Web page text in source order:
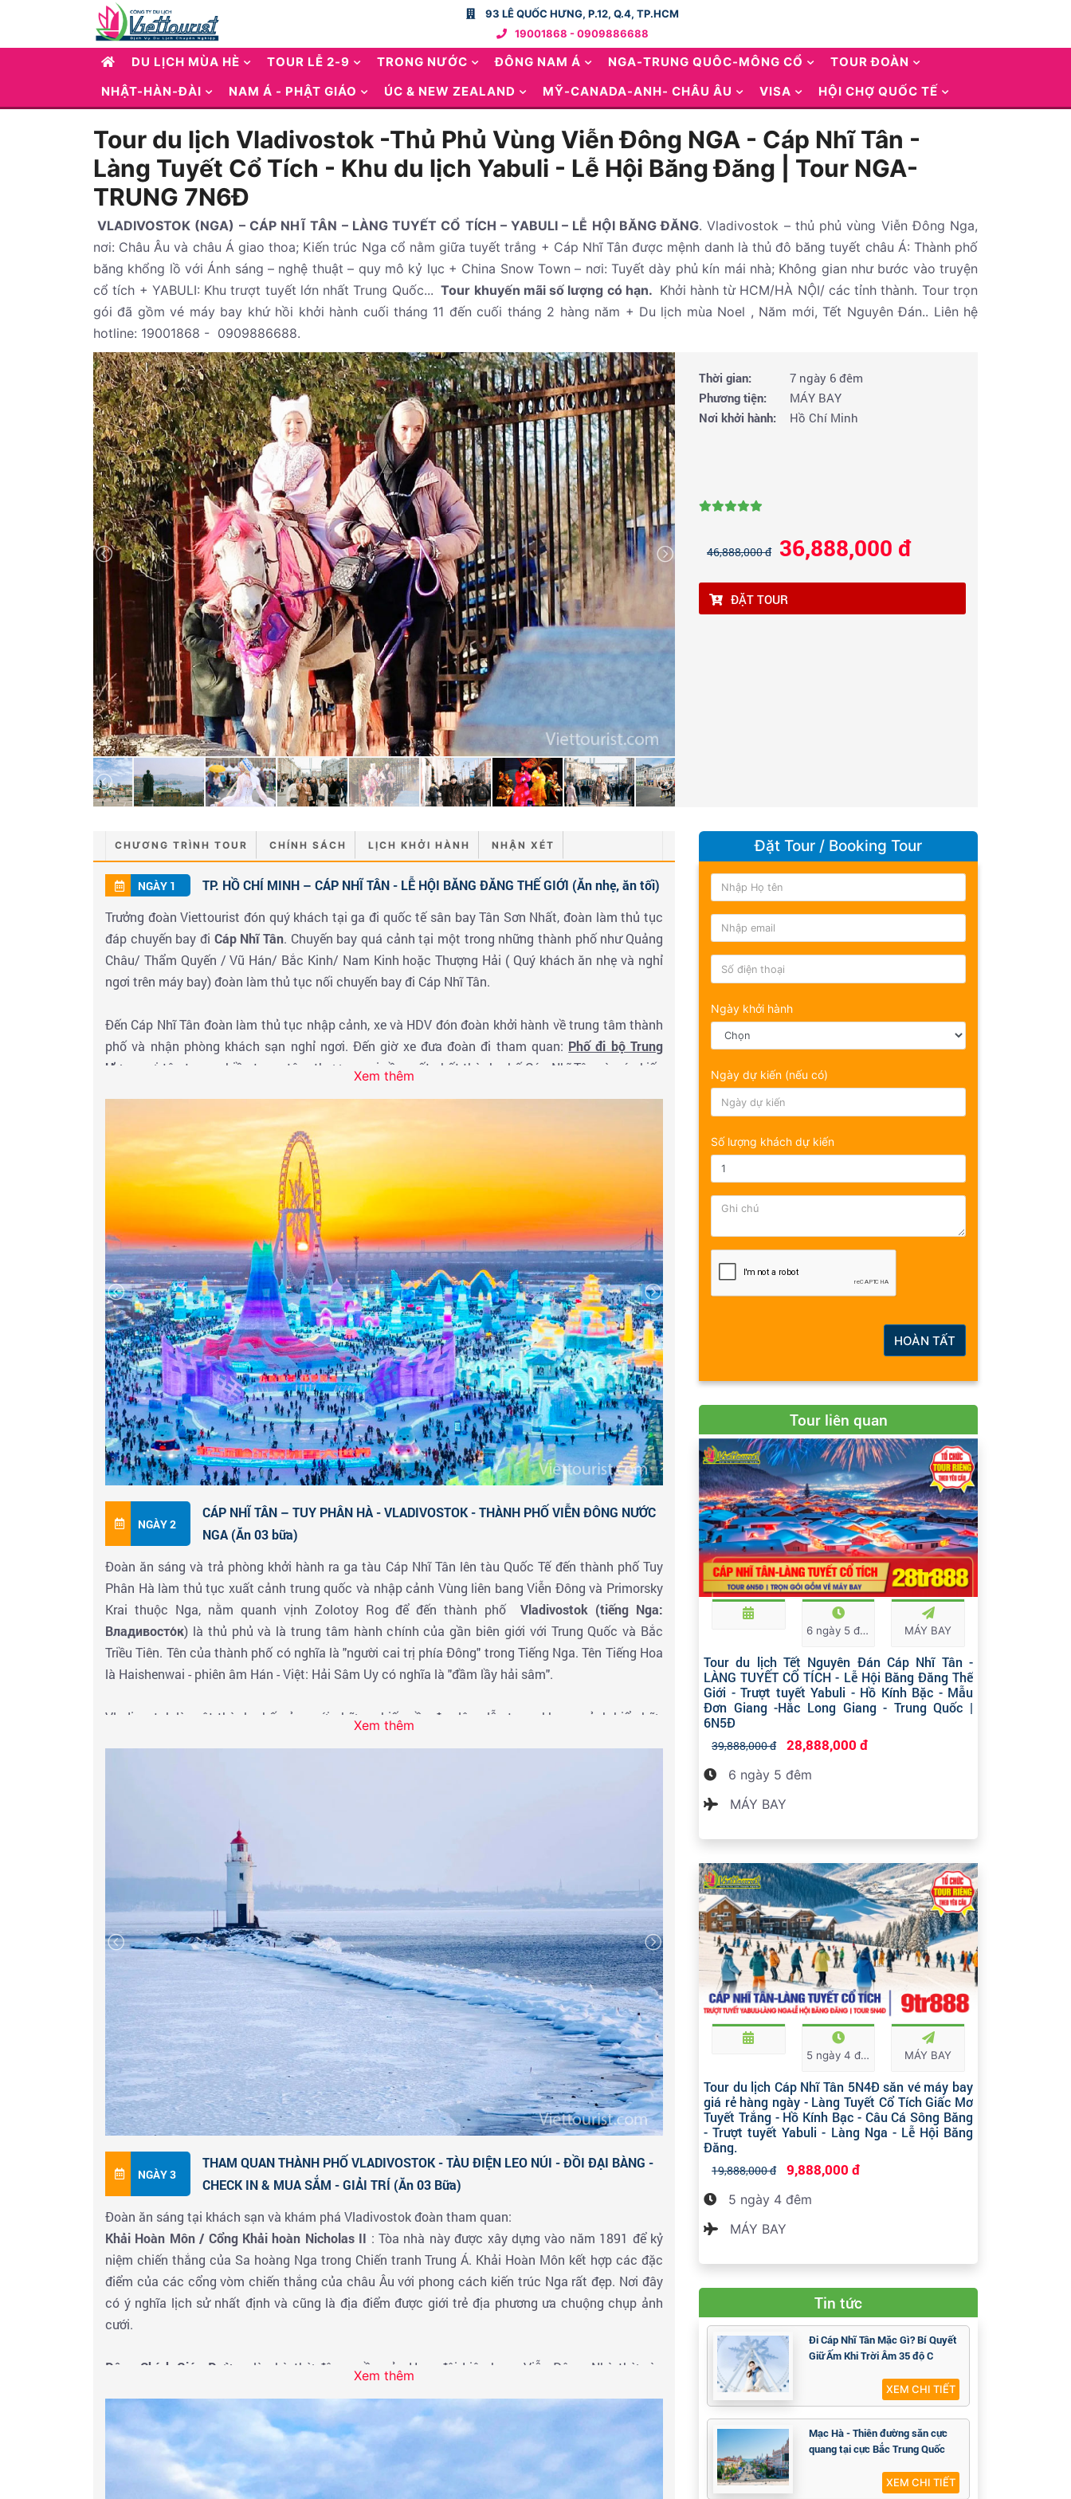
93 LÊ QUỐC HƯNG, P.12, Q.4, TP.HCM
19001868 - 0909886688
DU LỊCH MÙA HÈ TOUR LỄ 2-9 TRONG NƯỚC ĐÔNG NAM Á NGA-TRUNG QUÔC-MÔNG CỔ
TOUR ĐOÀN
NHẬT-HÀN-ĐÀI
NAM Á - PHẬT GIÁO ÚC & NEW ZEALAND MỸ-CANADA-ANH- CHÂU ÂU VISA HỘI CHỢ QUỐC TẾ
Tour du lịch Vladivostok -Thủ Phủ Vùng Viễn Đông NGA - Cáp Nhĩ Tân -
Làng Tuyết Cổ Tích - Khu du lịch Yabuli - Lễ Hội Băng Đăng | Tour NGA-
TRUNG 7N6Đ
VLADIVOSTOK (NGA) – CÁP NHĨ TÂN – LÀNG TUYẾT CỔ TÍCH – YABULI – LỄ HỘI BĂNG ĐĂNG. Vladivostok – thủ phủ vùng Viễn Đông Nga,
nơi: Châu Âu và châu Á giao thoa; Kiến trúc Nga cổ nằm giữa tuyết trắng + Cáp Nhĩ Tân được mệnh danh là thủ đô băng tuyết châu Á: Thành phố
băng khổng lồ với Ánh sáng – nghệ thuật – quy mô kỷ lục + China Snow Town – nơi: Tuyết dày phủ kín mái nhà; Không gian như bước vào truyện
cổ tích + YABULI: Khu trượt tuyết lớn nhất Trung Quốc... Tour khuyến mãi số lượng có hạn. Khởi hành từ HCM/HÀ NỘI/ các tỉnh thành. Tour trọn
gói đã gồm vé máy bay khứ hồi khởi hành cuối tháng 11 đến cuối tháng 2 hàng năm + Du lịch mùa Noel , Năm mới, Tết Nguyên Đán.. Liên hệ
hotline: 19001868 - 0909886688.
Thời gian:
7 ngày 6 đêm
Phương tiện:
MÁY BAY
Nơi khởi hành:
Hồ Chí Minh
46,888,000 đ 36,888,000 đ
ĐẶT TOUR
CHƯƠNG TRÌNH TOUR CHÍNH SÁCH LỊCH KHỞI HÀNH NHẬN XÉT
NGÀY 1
TP. HỒ CHÍ MINH – CÁP NHĨ TÂN - LỄ HỘI BĂNG ĐĂNG THẾ GIỚI (Ăn nhẹ, ăn tối)
Trưởng đoàn Viettourist đón quý khách tại ga đi quốc tế sân bay Tân Sơn Nhất, đoàn làm thủ tục
đáp chuyến bay đi Cáp Nhĩ Tân. Chuyến bay quá cảnh tại một trong những thành phố như Quảng
Châu/ Thẩm Quyến / Vũ Hán/ Bắc Kinh/ Nam Kinh hoặc Thượng Hải ( Quý khách ăn nhẹ và nghỉ
ngơi trên máy bay) đoàn làm thủ tục nối chuyến bay đi Cáp Nhĩ Tân.
Đến Cáp Nhĩ Tân đoàn làm thủ tục nhập cảnh, xe và HDV đón đoàn khởi hành về trung tâm thành
phố và nhận phòng khách sạn nghỉ ngơi. Đến giờ xe đưa đoàn đi tham quan: Phố đi bộ Trung
Ương
, nơi tập trung nhiều trung tâm thương mại sầm uất nhất thành phố Cáp Nhĩ Tân và các kiến
xích – đặc sản của thành phố Cáp Nhĩ Tân giữa tiết trời lạnh giá.
Quý khách dùng bữa tối tại nhà hàng địa phương và nhận phòng khách sạn nghỉ đêm ở Cáp Nhĩ
Tân hoặc tự do khám phá thành phố về đêm. Hoặc tùy vào tình hình thời tiết, Quý khách có thể
our tham quan lễ hội Băng Đăng Quốc tế Cáp Nhĩ Tân
– lễ hội được tổ chức hàng năm
từ cuối tháng 12 đến tháng 2 năm sau, đồng thời đây cũng là một trong những lễ hội băng tuyết
quy mô lớn nhất thế giới(Lễ hội băng đăng quốc tế dự kiến tổ chức từ sau ngày 25/12 trở đi.Lưu ý:
HDV sẽ linh hoạt bố trí cho Quý khách tham dự Lễ hội băng đăng trong ngày thứ 1 hoặc vào ngày
thứ 6 trong chương trình)(chi phí tự túc).
Xem thêm
NGÀY 2
CÁP NHĨ TÂN – TUY PHÂN HÀ - VLADIVOSTOK - THÀNH PHỐ VIỄN ĐÔNG NƯỚC
NGA (Ăn 03 bữa)
Đoàn ăn sáng và trả phòng khởi hành ra ga tàu Cáp Nhĩ Tân lên tàu Quốc Tế đến thành phố Tuy
Phân Hà làm thủ tục xuất cảnh trung quốc và nhập cảnh Vùng liên bang Viễn Đông và Primorsky
Krai thuộc Nga, nằm quanh vịnh Zolotoy Rog để đến thành phốVladivostok (tiếng Nga:
Владивосто́к) là thủ phủ và là trung tâm hành chính của gần biên giới với Trung Quốc và Bắc
Triều Tiên. Tên của thành phố có nghĩa là "người cai trị phía Đông" trong Tiếng Nga. Tên Tiếng Hoa
là Haishenwai - phiên âm Hán - Việt: Hải Sâm Uy có nghĩa là "đầm lầy hải sâm".
Vladivostok là một thành phố cảng với những chiếc cầu đẹp lộng lẫy trong khung cảnh biển hữu
Chí Minh đã ba lần dừng chân vào các năm 1924, 1927 và 1934 khi Người đang trên đường đi thực
hiện nhiệm vụ Quốc tế cao cả.
Chiều đến thành phố Vladivostock - Đoàn Ăn tối tại nhà hàng & Nhận phòng khách sạn 3 sao
trung tâm - Trải nghiệm nhiều hoạt động khám phá giải trí theo phong cách nước Nga.
Xem thêm
NGÀY 3
THAM QUAN THÀNH PHỐ VLADIVOSTOK - TÀU ĐIỆN LEO NÚI - ĐỒI ĐẠI BÀNG -
CHECK IN & MUA SẮM - GIẢI TRÍ (Ăn 03 Bữa)
Đoàn ăn sáng tại khách sạn và khám phá Vladivostok đoàn tham quan:
Khải Hoàn Môn / Cổng Khải hoàn Nicholas II : Tòa nhà này được xây dựng vào năm 1891 để kỷ
niệm chiến thắng của Sa hoàng Nga trong Chiến tranh Trung Á. Khải Hoàn Môn kết hợp các đặc
điểm của các cổng vòm chiến thắng của châu Âu với phong cách kiến ​​trúc Nga rất đẹp. Nơi đây
có ý nghĩa lịch sử nhất định và cũng là địa điểm được giới trẻ địa phương ưa chuộng chụp ảnh
cưới.
Đông Chính Giáo Đường
: là nhà thờ độc quyền của Hạm đội Liên bang Viễn Đông. Nhà thờ này
có phong cách kiến ​​trúc độc đáo và tràn ngập bầu không khí tôn giáo mạnh mẽ. Đây là nơi tốt để
khách du lịch tìm hiểu về văn hóa tôn giáo Nga.
Quảng trường Lênin : Đây là địa danh quan trọng ở trung tâm Vladivostok. Trên quảng trường có
Xem thêm
Đặt Tour / Booking Tour
Ngày khởi hành
Ngày dự kiến (nếu có)
Số lượng khách dự kiến
HOÀN TẤT
Tour liên quan
6 ngày 5 đêm MÁY BAY
Tour du lịch Tết Nguyên Đán Cáp Nhĩ Tân -
LÀNG TUYẾT CỔ TÍCH - Lễ Hội Băng Đăng Thế
Giới - Trượt tuyết Yabuli - Hồ Kính Bặc - Mẫu
Đơn Giang -Hắc Long Giang - Trung Quốc |
6N5Đ
39,888,000 đ 28,888,000 đ
6 ngày 5 đêm
MÁY BAY
5 ngày 4 đêm MÁY BAY
Tour du lịch Cáp Nhĩ Tân 5N4Đ săn vé máy bay
giá rẻ hàng ngày - Làng Tuyết Cổ Tích Giấc Mơ
Tuyết Trắng - Hồ Kính Bạc - Câu Cá Sông Băng
- Trượt tuyết Yabuli - Làng Nga - Lễ Hội Băng
Đăng.
19,888,000 đ 9,888,000 đ
5 ngày 4 đêm
MÁY BAY
Tin tức
Đi Cáp Nhĩ Tân Mặc Gì? Bí Quyết
Giữ Ấm Khi Trời Âm 35 độ C
XEM CHI TIẾT
Mạc Hà - Thiên đường săn cực
quang tại cực Bắc Trung Quốc
XEM CHI TIẾT